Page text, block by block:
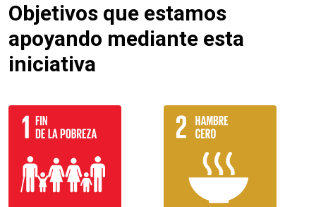
Objetivos que estamos
apoyando mediante esta
iniciativa